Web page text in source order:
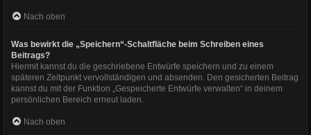
Nach oben
Was bewirkt die „Speichern“-Schaltfläche beim Schreiben eines
Beitrags?
Hiermit kannst du die geschriebene Entwürfe speichern und zu einem
späteren Zeitpunkt vervollständigen und absenden. Den gesicherten Beitrag
kannst du mit der Funktion „Gespeicherte Entwürfe verwalten“ in deinem
persönlichen Bereich erneut laden.
Nach oben